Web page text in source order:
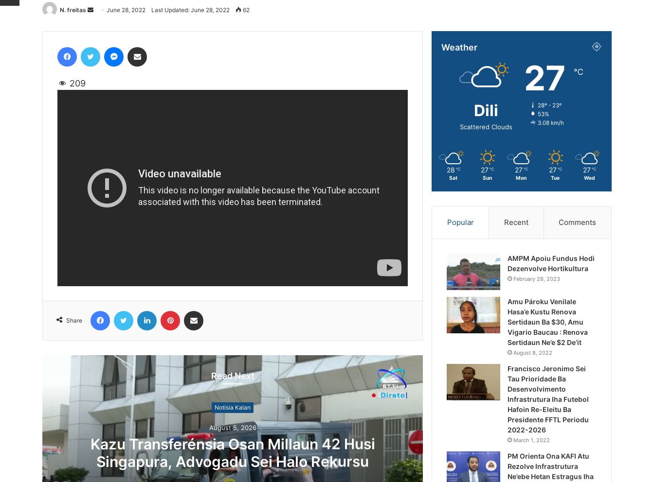
N. freitas
Send
email
June 28, 2022 Last Updated: June 28, 2022 62
209
Share
Read Next
Notísia Kalan
August 5, 2026
Kazu Transferénsia Osan Millaun 42 Husi
Singapura, Advogadu Sei Halo Rekursu
PR Horta Rekoñese
Nia
Weather
Dili
Scattered Clouds
27 ℃
28º - 23º
53%
3.08 km/h
28 ℃
Sat
27 ℃
Sun
27 ℃
Mon
27 ℃
Tue
27 ℃
Wed
Popular Recent Comments
AMPM Apoiu Fundus Hodi
Dezenvolve Hortikultura
February 28, 2023
Amu Pároku Venilale
Hasa’e Kustu Renova
Sertidaun Ba $30, Amu
Vigario Baucau : Renova
Sertidaun Ne’e $2 De’it
August 8, 2022
Francisco Jeronimo Sei
Tau Prioridade Ba
Desenvolvimento
Infrastrutura Iha Futebol
Hafoin Re-Eleitu Ba
Presidente FFTL Periodu
2022-2026
March 1, 2022
PM Orienta Ona KAFI Atu
Rezolve Infrastrutura
Ne’ebe Hetan Estragus Iha